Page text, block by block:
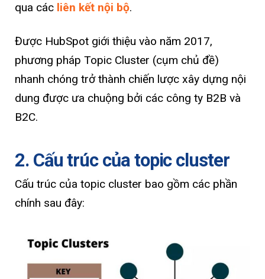
qua các liên kết nội bộ.
Được HubSpot giới thiệu vào năm 2017,
phương pháp Topic Cluster (cụm chủ đề)
nhanh chóng trở thành chiến lược xây dựng nội
dung được ưa chuộng bởi các công ty B2B và
B2C.
2. Cấu trúc của topic cluster
Cấu trúc của topic cluster bao gồm các phần
chính sau đây: